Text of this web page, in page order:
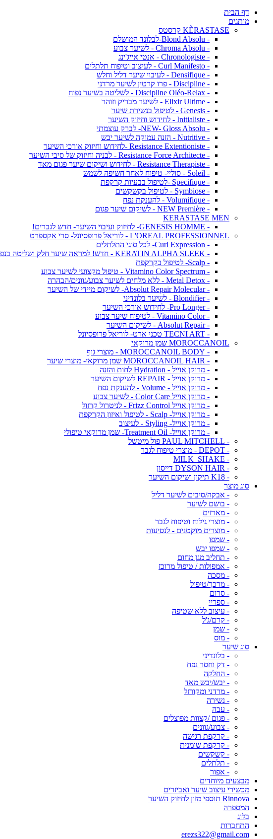
דף הבית
מותגים
KÈRASTASE קרסטס
- Blond Absolu-לבלונד המושלם
- Chroma Absolu - לשיער צבוע
- Chronologiste - אנטי אייג'ינג
- Curl Manifesto - לעיצוב וטיפוח תלתלים
- Densifique - לעיבוי שיער דליל וחלש
- Discipline - פרו קרטין לשיער מרדני
- Discipline Oléo-Relax - לשליטה בשיער נפוח
- Elixir Ultime - לשיער מבריק וזוהר
- Genesis - לטיפול בנשירת שיער
- Initialiste - לחידוש וחיזוק השיער
- NEW- Gloss Absolu- לברק עוצמתי
- Nutritive - הזנה עמוקה לשיער יבש
- Resistance Extentioniste -לחידוש וחיזוק אורכי השיער
- Resistance Force Architecte - לבניה וחיזוק של סיבי השיער
- Resistance Therapiste - לחידוש ושיקום שיער פגום מאד
- Soleil - סוליי- טיפוח לאחר חשיפה לשמש
- Specifique -לטיפול בבעיות קרקפת
- Symbiose - לטיפול בקשקשים
- Volumifique - להענקת נפח
- NEW Première - לשיקום שיער פגום
KERASTASE MEN
- GENESIS HOMME- לחיזוק ועיבוי השיער- חדש לגברים!
L'OREAL PROFESSIONNEL - לוריאל פרופסיונל- סרי אקספרט
- Curl Expression- לכל סוגי התלתלים
- KERATIN ALPHA SLEEK - חדש! למראה שיער חלק ושליטה בנפח בלתי רצוי
- Scalp- לטיפול בקרקפת
- Vitamino Color Spectrum - טיפול מקצועי לשיער צבוע
- Metal Detox - ללא מלחים לשיער צבוע/גוונים/הבהרה
- Absolut Repair Molecular- לשיקום מיידי של השיער
- Blondifier - לשיער בלונדיני
- Pro Longer- לחידוש אורכי השיער
- Vitamino Color - לטיפוח שיער צבוע
- Absolut Repair - לשיקום השיער
- TECNI ART טכני ארט- לוריאל פרופסיונל
MOROCCANOIL שמן מרוקאי
- MOROCCANOIL BODY - מוצרי גוף
- MOROCCANOIL HAIR שמן מרוקאי- מוצרי שיער
- מרוקן אוייל - Hydration לחות והזנה
- מרוקן אוייל - REPAIR לשיקום השיער
- מרוקן אוייל - Volume - להענקת נפח
- מרוקן אוייל Color Care - לשיער צבוע
- מרוקן אוייל Frizz Control - לניטרול קרזול
- מרוקן אוייל- Scalp - לטיפול ואיזון הקרקפת
- מרוקן אוייל- Styling - לעיצוב
- מרוקן אוייל- Treatment Oil- שמן מרוקאי טיפולי
- PAUL MITCHELL פול מיטשל
- DEPOT - מוצרי טיפוח לגבר
- MILK_SHAKE
- DYSON HAIR דייסון
- K18 תיקון ושיקום השיער
סוג מוצר
- אבקה/סיבים לשיער דליל
- בושם לשיער
- מארזים
- מוצרי גילוח וטיפוח לגבר
- מוצרים מוקטנים - לנסיעות
- שמפו
- שמפו יבש
- תחליב מגן מחום
- אמפולות / טיפול מרוכז
- מסכה
- מרכך/טיפול
- סרום
- ספריי
- עיצוב ללא שטיפה
- קרם/ג'ל
- שמן
- מוס
סוג שיער
- בלונדיני
- דק וחסר נפח
- החלקה
- יבש/יבש מאד
- מרדני ומקורזל
- נשירה
- עבה
- פגום /קצוות מפוצלים
- צבוע/גוונים
- קרקפת רגישה
- קרקפת שומנית
- קשקשים
- תלתלים
- אפור
מבצעים מיוחדים
מכשירי עיצוב שיער ואביזרים
Rinnova תוספי מזון לחיזוק השיער
המספרה
בלוג
התחברות
erezs322@gmail.com